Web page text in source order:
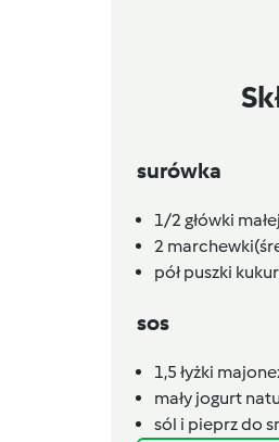
surówka
1/2główki
2
pół puszki
sos
1,5 łyżki
mały jogurt
sól i pieprz do